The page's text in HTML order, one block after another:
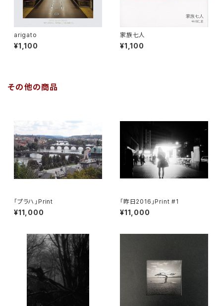
arigato
¥1,100
家族七人
¥1,100
その他の商品
「プラハ」Print
¥11,000
「昨日2016」Print #1
¥11,000